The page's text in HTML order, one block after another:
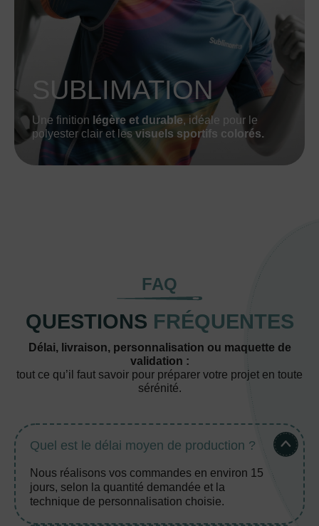
SUBLIMATION
Une finition légère et durable, idéale pour le
polyester clair et les visuels sportifs colorés.
FAQ
QUESTIONS FRÉQUENTES
Délai, livraison, personnalisation ou maquette de
validation :
tout ce qu’il faut savoir pour préparer votre projet en toute
sérénité.
Quel est le délai moyen de production ?
Nous réalisons vos commandes en environ 15
jours, selon la quantité demandée et la
technique de personnalisation choisie.